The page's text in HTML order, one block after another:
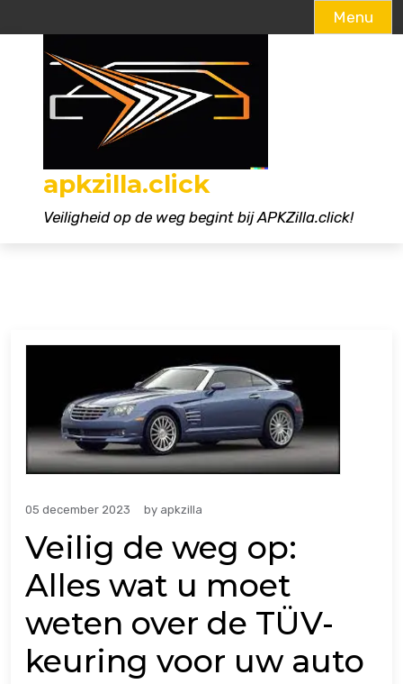
Menu
apkzilla.click
Veiligheid op de weg begint bij APKZilla.click!
05 december 2023 by apkzilla
Veilig de weg op:
Alles wat u moet
weten over de TÜV-
keuring voor uw auto